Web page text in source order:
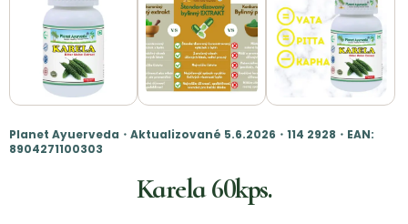
Planet Ayuerveda・Aktualizované 5.6.2026・114 2928・EAN:
8904271100303
Karela 60kps.